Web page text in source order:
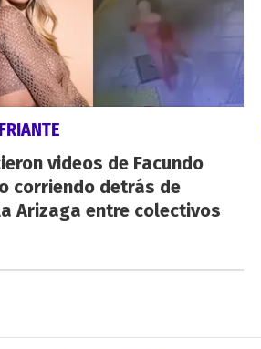
videos de Facundo
corriendo detrás de
Arizaga entre colectivos